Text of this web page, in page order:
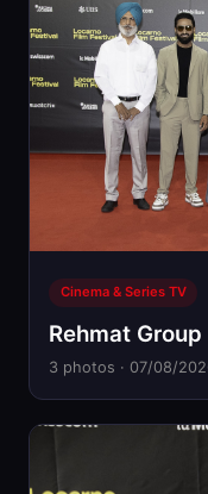
Cinema & Series TV
Rehmat
3 photos · 07/08/